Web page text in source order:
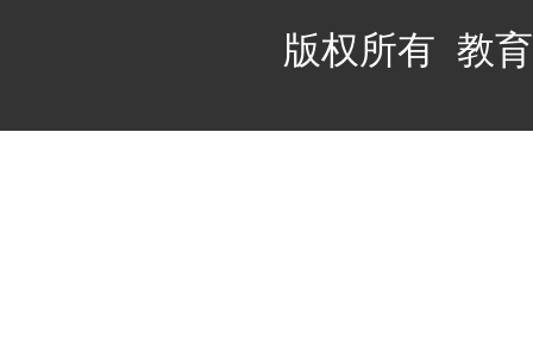
版权所有 教